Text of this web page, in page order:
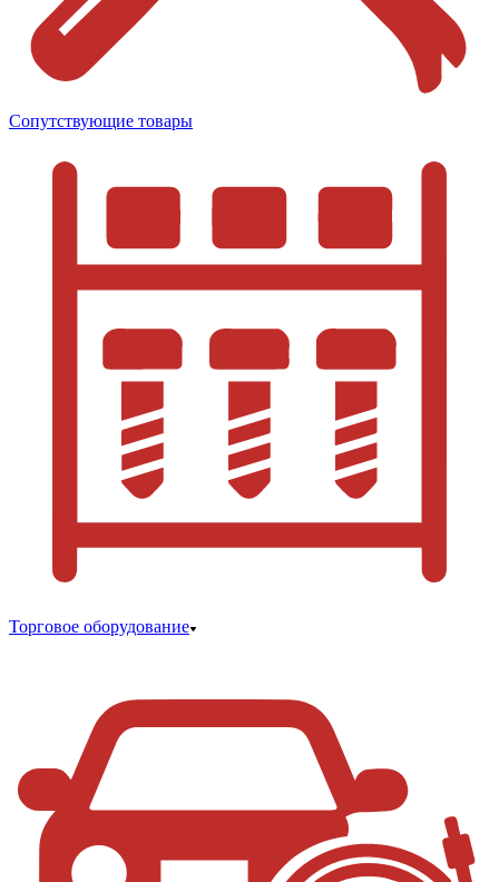
Сопутствующие товары
Торговое оборудование